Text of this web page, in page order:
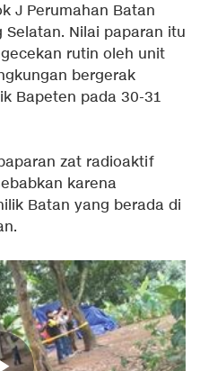
J Perumahan Batan
Selatan. Nilai paparan itu
rutin oleh unit
bergerak
Bapeten pada 30-31
zat radioaktif
karena
Batan yang berada di